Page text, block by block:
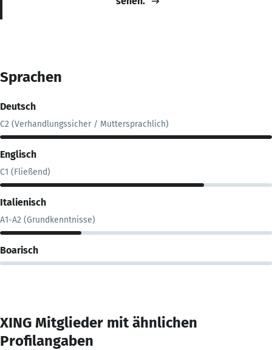
Sprachen
Deutsch
C2 (Verhandlungssicher / Muttersprachlich)
Englisch
C1 (Fließend)
Italienisch
A1-A2 (Grundkenntnisse)
Boarisch
XING Mitglieder mit ähnlichen
Profilangaben